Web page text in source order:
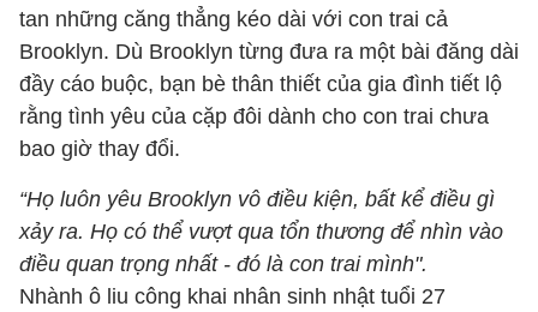
tan những căng thẳng kéo dài với con trai cả
Brooklyn. Dù Brooklyn từng đưa ra một bài đăng dài
đầy cáo buộc, bạn bè thân thiết của gia đình tiết lộ
rằng tình yêu của cặp đôi dành cho con trai chưa
bao giờ thay đổi.
“Họ luôn yêu Brooklyn vô điều kiện, bất kể điều gì
xảy ra. Họ có thể vượt qua tổn thương để nhìn vào
điều quan trọng nhất - đó là con trai mình".
Nhành ô liu công khai nhân sinh nhật tuổi 27